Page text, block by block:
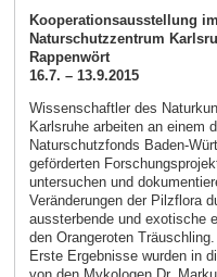
Kooperationsausstellung im
Naturschutzzentrum
Rappenwört
16.7. – 13.9.2015
Wissenschaftler des
Karlsruhe arbeiten an einem
Naturschutz­fonds Baden-
geförderten
untersuchen und
Veränderungen der Pilzflora
aussterbende und exotische
den Orangeroten Träuschling.
Erste Ergebnisse wurden in